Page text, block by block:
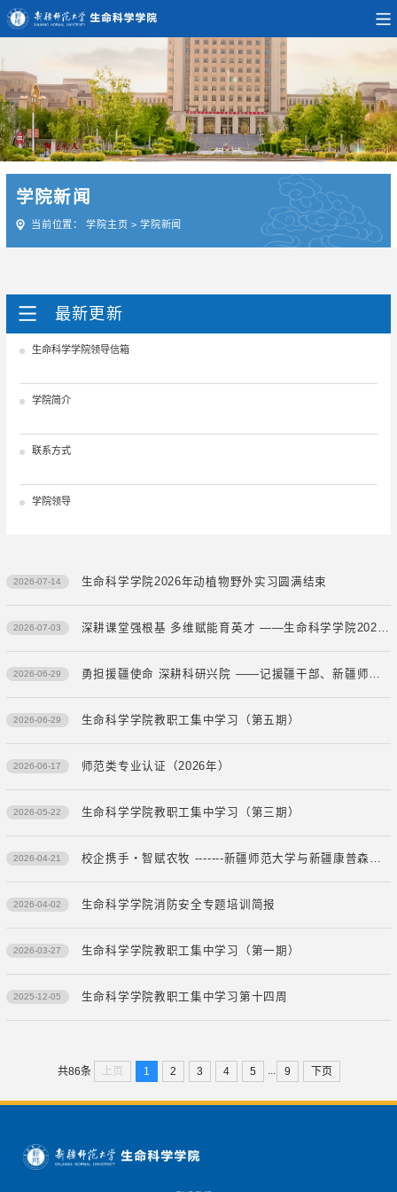
学院新闻
当前位置： 学院主页 > 学院新闻
最新更新
生命科学学院领导信箱
学院简介
联系方式
学院领导
2026-07-14 生命科学学院2026年动植物野外实习圆满结束
2026-07-03 深耕课堂强根基 多维赋能育英才 ——生命科学学院2025—2026 学年第二学期本科教学质量文化月暨期中教学...
2026-06-29 勇担援疆使命 深耕科研兴院 ——记援疆干部、新疆师范大学生命科学学院副院长杨勇波
2026-06-29 生命科学学院教职工集中学习（第五期）
2026-06-17 师范类专业认证（2026年）
2026-05-22 生命科学学院教职工集中学习（第三期）
2026-04-21 校企携手・智赋农牧 -------新疆师范大学与新疆康普森产学研合作基地正式签约
2026-04-02 生命科学学院消防安全专题培训简报
2026-03-27 生命科学学院教职工集中学习（第一期）
2025-12-05 生命科学学院教职工集中学习第十四周
共86条 上页 1 2 3 4 5 9 下页